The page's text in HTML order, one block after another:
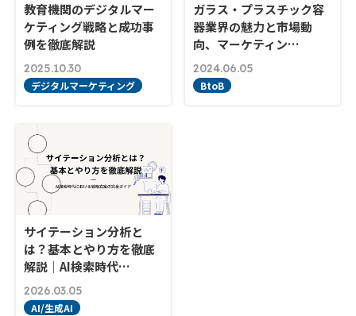
教育機関のデジタルマー
ケティング戦略と成功事
例を徹底解説
2025.10.30
デジタルマーケティング
ガラス・プラスチック容
器業界の魅力と市場動
向、マーケティン…
2024.06.05
BtoB
サイテーション分析と
は？基本とやり方を徹底
解説｜AI検索時代…
2026.03.05
AI/生成AI